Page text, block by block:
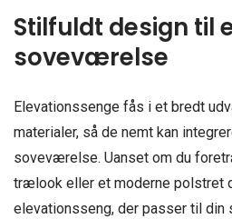
Stilfuldt design til
soveværelse
Elevationssenge fås i et bredt
materialer, så de nemt kan
soveværelse. Uanset om du
trælook eller et moderne polstret
elevationsseng, der passer til din